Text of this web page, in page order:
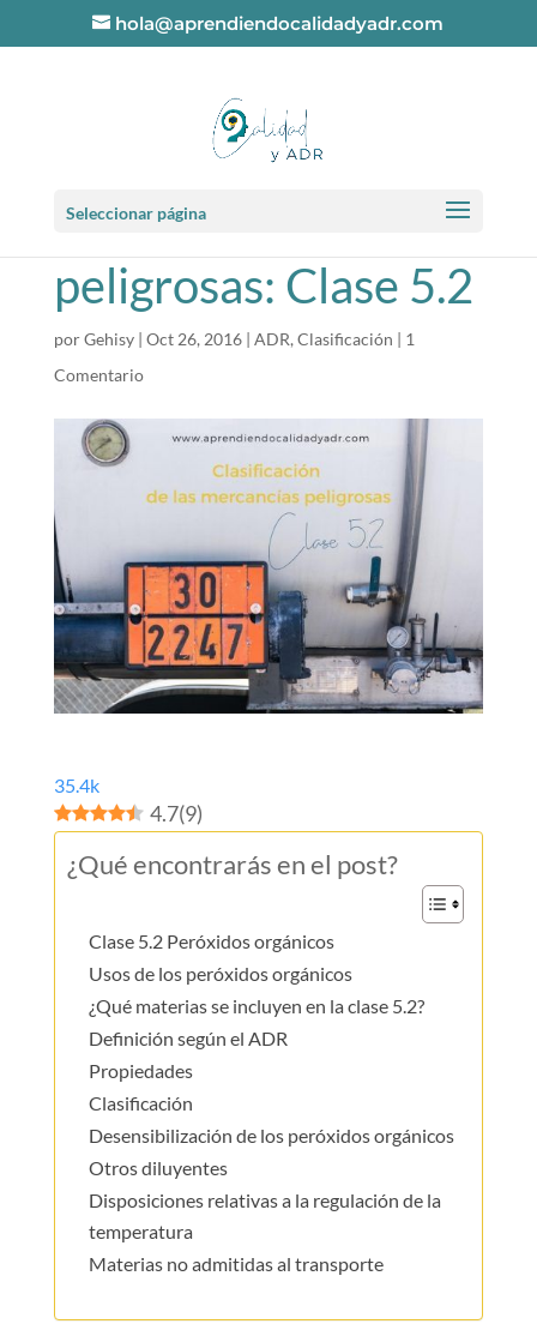
hola@aprendiendocalidadyadr.com
Seleccionar página
mercancías
peligrosas: Clase 5.2
porGehisy| Oct 26, 2016| ADR, Clasificación | 1
Comentario
35.4k
4.7(9)
¿Qué encontrarás en el post?
Clase 5.2 Peróxidos orgánicos
Usos de los peróxidos orgánicos
¿Qué materias se incluyen en la clase 5.2?
Definición según el ADR
Propiedades
Clasificación
Desensibilización de los peróxidos orgánicos
Otros diluyentes
Disposiciones relativas a la regulación de la
temperatura
Materias no admitidas al transporte